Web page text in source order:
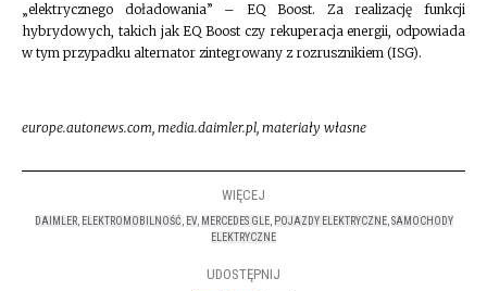
„elektrycznego doładowania” – EQ Boost. Za realizację funkcji
hybrydowych, takich jak EQ Boost czy rekuperacja energii, odpowiada
w tym przypadku alternator zintegrowany z rozrusznikiem (ISG).
europe.autonews.com, media.daimler.pl, materiały własne
WIĘCEJ
DAIMLER, ELEKTROMOBILNOŚĆ, EV, MERCEDES GLE, POJAZDY ELEKTRYCZNE,SAMOCHODY
ELEKTRYCZNE
UDOSTĘPNIJ